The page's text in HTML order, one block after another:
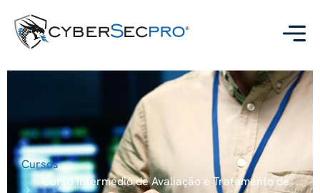
Cursos
Curso Intermédio de Avaliação e Tratamento de